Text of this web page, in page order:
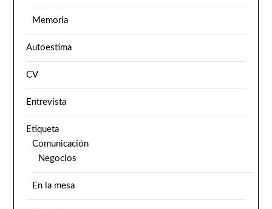
Memoria
Autoestima
CV
Entrevista
Etiqueta
Comunicación
Negocios
En la mesa